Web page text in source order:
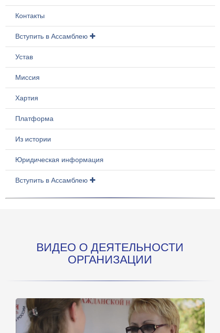
Контакты
Вступить в Ассамблею
Устав
Миссия
Хартия
Платформа
Из истории
Юридическая информация
Вступить в Ассамблею
ВИДЕО О ДЕЯТЕЛЬНОСТИ
ОРГАНИЗАЦИИ